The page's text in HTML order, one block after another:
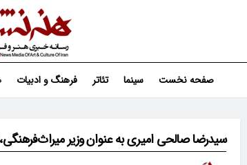
صفحه نخست سینما تئاتر فرهنگ و ادبیات
سیدرضا صالحی امیری به عنوان وزیر